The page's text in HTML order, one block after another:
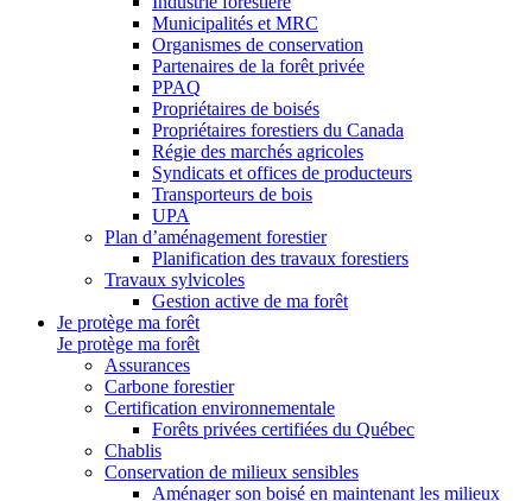
Municipalités et MRC
Organismes de conservation
Partenaires de la forêt privée
PPAQ
Propriétaires de boisés
Propriétaires forestiers du Canada
Régie des marchés agricoles
Syndicats et offices de producteurs
Transporteurs de bois
UPA
Plan d’aménagement forestier
Planification des travaux forestiers
Travaux sylvicoles
Gestion active de ma forêt
Je protège ma forêt
Je protège ma forêt
Assurances
Carbone forestier
Certification environnementale
Forêts privées certifiées du Québec
Chablis
Conservation de milieux sensibles
Aménager son boisé en maintenant les milieux